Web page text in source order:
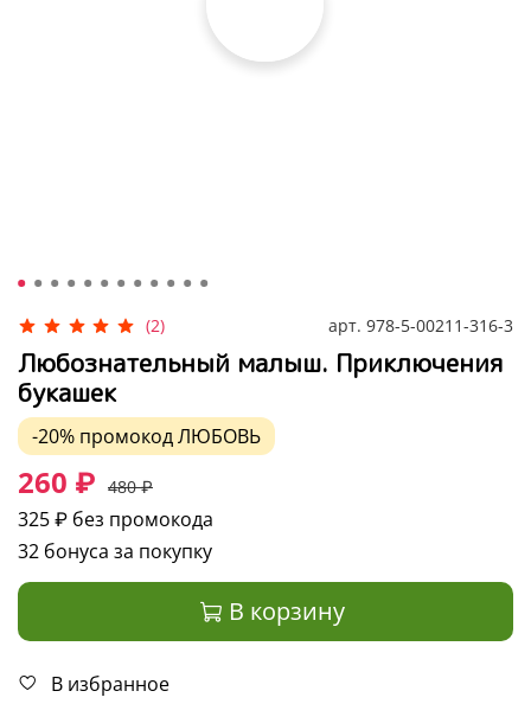
(2) арт. 978-5-00211-316-3
Любознательный малыш. Приключения
букашек
-20% промокодЛЮБОВЬ
260 ₽ 480 ₽
325 ₽ без промокода
32 бонуса за покупку
В корзину
В избранное